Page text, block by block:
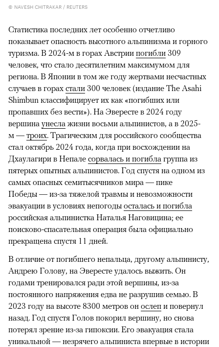
© NAVESH CHITRAKAR / REUTERS
Статистика последних лет особенно отчетливо
показывает опасность высотного альпинизма и горного
туризма. В 2024-м в горах Австрии погибли 309
человек, что стало десятилетним максимумом для
региона. В Японии в том же году жертвами несчастных
случаев в горах стали 300 человек (издание The Asahi
Shimbun классифицирует их как «погибших или
пропавших без вести»). На Эвересте в 2024 году
вершина унесла жизни восьми альпинистов, а в 2025-
м — троих. Трагическим для российского сообщества
стал октябрь 2024 года, когда при восхождении на
Дхаулагири в Непале сорвалась и погибла группа из
пятерых опытных альпинистов. Год спустя на одном из
самых опасных семитысячников мира — пике
Победы — из-за тяжелой травмы и невозможности
эвакуации в условиях непогоды осталась и погибла
российская альпинистка Наталья Наговицина; ее
поисково-спасательная операция была официально
прекращена спустя 11 дней.
В отличие от погибшего непальца, другому альпинисту,
Андрею Голову, на Эвересте удалось выжить. Он
годами тренировался ради этой вершины, из-за
постоянного напряжения едва не разрушив семью. В
2023 году на высоте 8300 метров он ослеп и повернул
назад. Год спустя Голов покорил вершину, но снова
потерял зрение из-за гипоксии. Его эвакуация стала
уникальной — незрячего альпиниста впервые в истории